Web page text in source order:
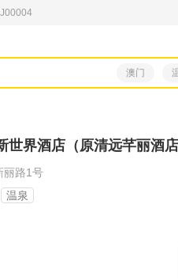
澳门
世界酒店（原清远芊丽酒店
丽路1号
温泉